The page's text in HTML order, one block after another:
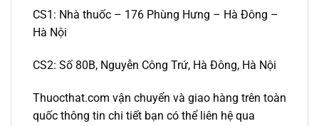
CS1: Nhà thuốc – 176 Phùng Hưng – Hà Đông –
Hà Nội
CS2: Số 80B, Nguyễn Công Trứ, Hà Đông, Hà Nội
Thuocthat.com vận chuyển và giao hàng trên toàn
quốc thông tin chi tiết bạn có thể liên hệ qua